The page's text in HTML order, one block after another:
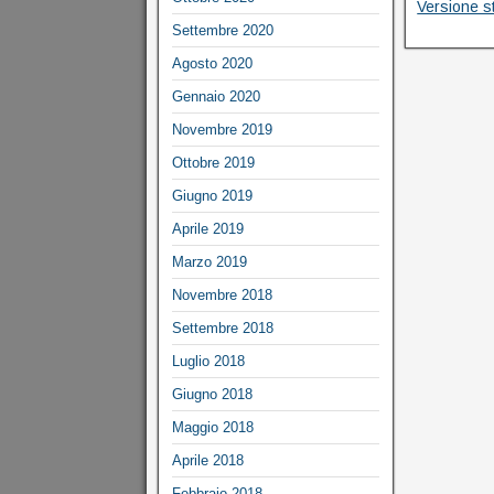
Versione
Settembre 2020
Agosto 2020
Gennaio 2020
Novembre 2019
Ottobre 2019
Giugno 2019
Aprile 2019
Marzo 2019
Novembre 2018
Settembre 2018
Luglio 2018
Giugno 2018
Maggio 2018
Aprile 2018